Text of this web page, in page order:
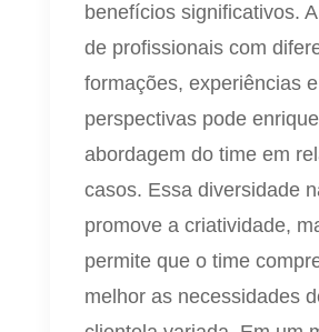
benefícios significativos.
de profissionais com
formações, experiências e
perspectivas pode
abordagem do time em
casos. Essa diversidade
promove a criatividade,
permite que o time
melhor as necessidades